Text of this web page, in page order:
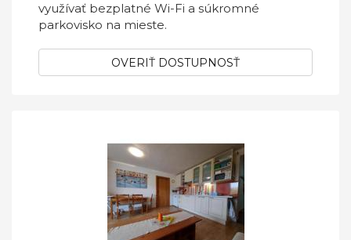
využívať bezplatné Wi-Fi a súkromné
parkovisko na mieste.
OVERIŤ DOSTUPNOSŤ